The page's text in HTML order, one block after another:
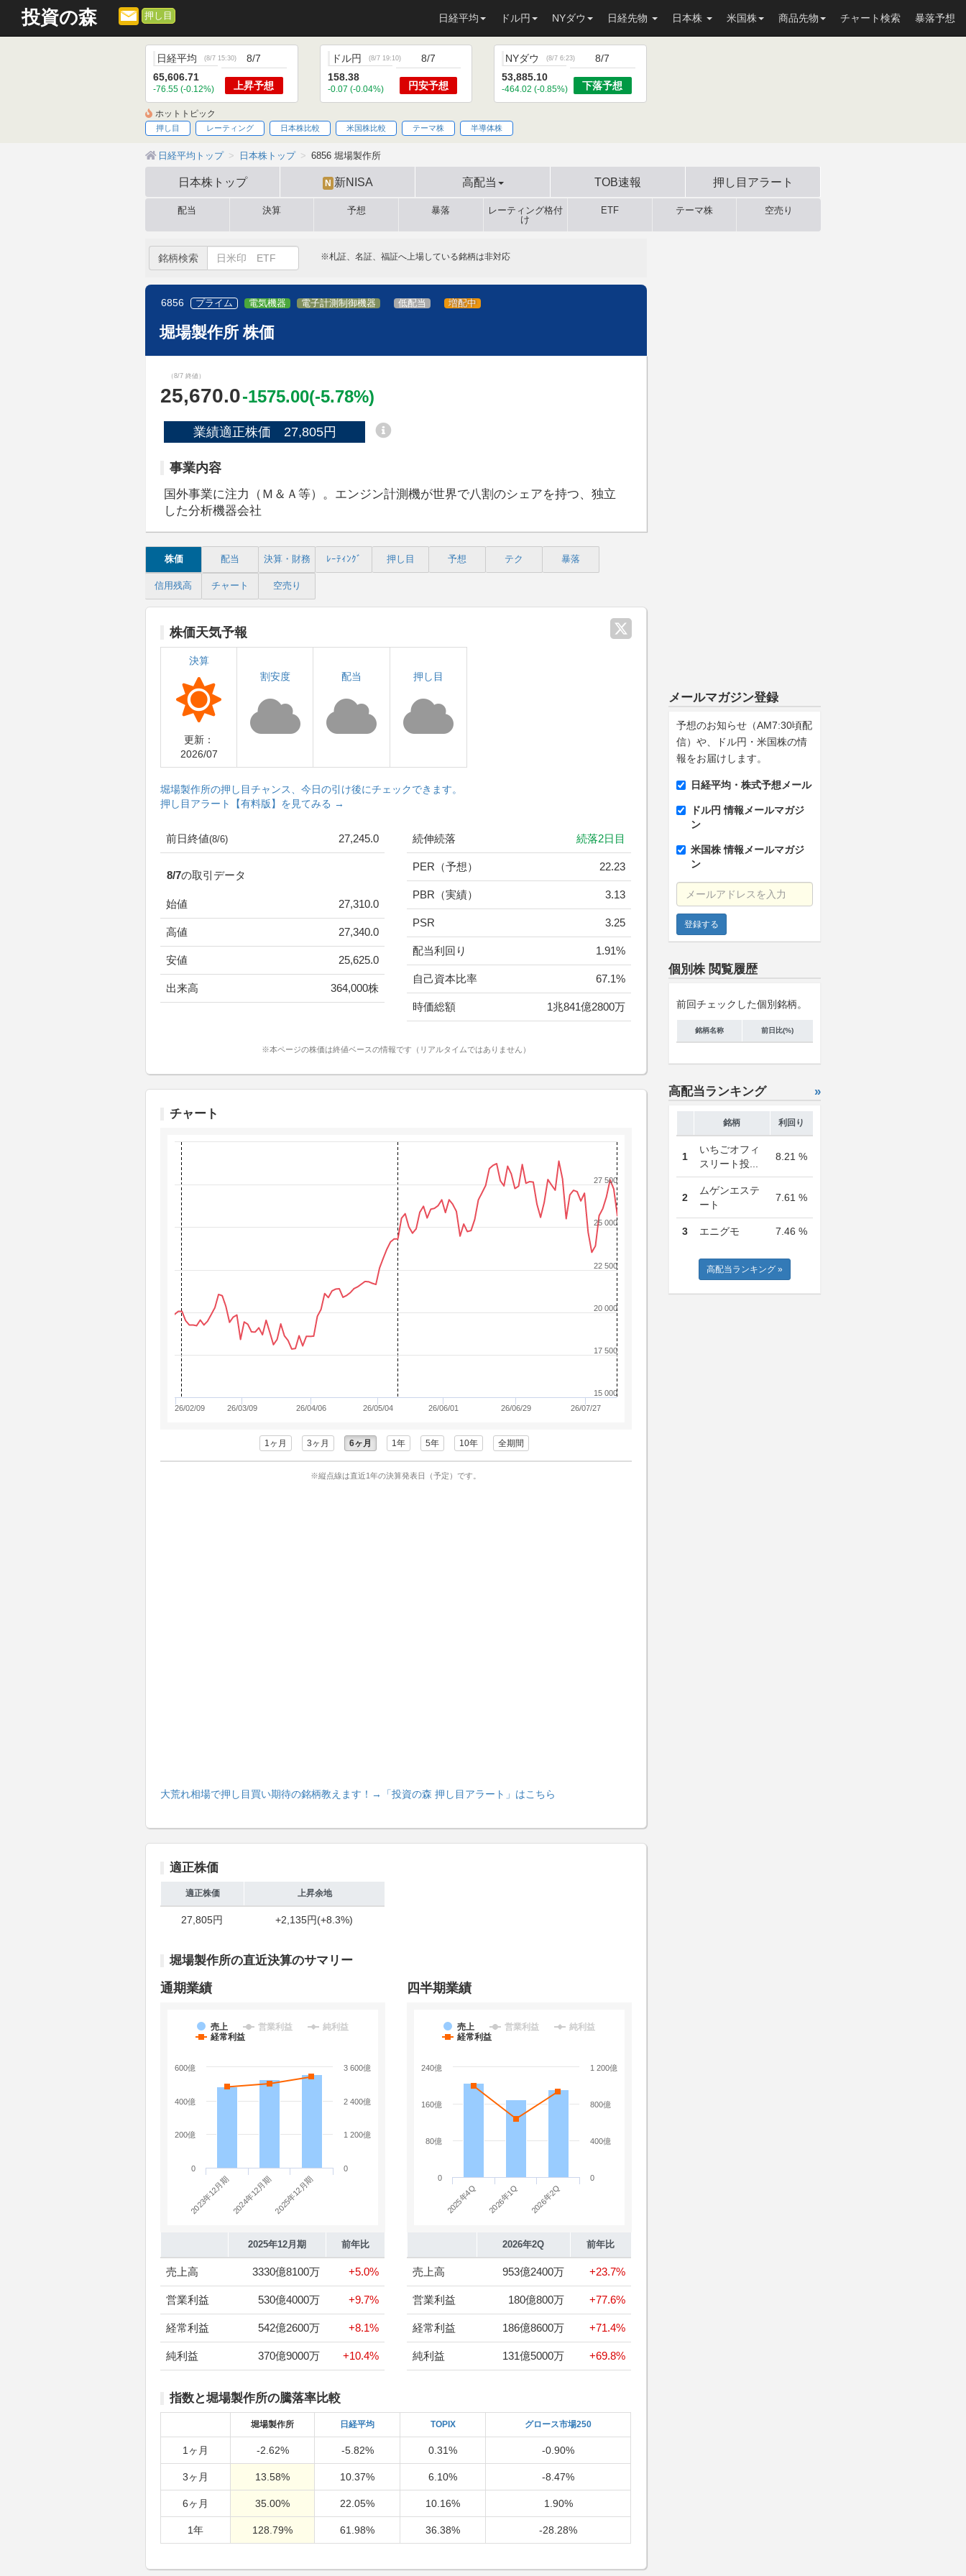
投資の森 押し目 日経平均 ドル円 NYダウ 日経先物 日本株 米国株 商品先物 チャート検索 暴落予想
日経平均 (8/7 15:30)
65,606.71
-76.55 (-0.12%)
8/7
上昇予想
ドル円 (8/7 19:10)
158.38
-0.07 (-0.04%)
8/7
円安予想
NYダウ (8/7 6:23)
53,885.10
-464.02 (-0.85%)
8/7
下落予想
ホットトピック
押し目 レーティング 日本株比較 米国株比較 テーマ株 半導体株
日経平均トップ 日本株トップ 6856 堀場製作所
日本株トップ N 新NISA 高配当 TOB速報 押し目 アラート
配当 決算 予想 暴落
レーティング格付
け
ETF テーマ株 空売り
銘柄検索 ※札証、名証、福証へ上場している銘柄は非対応
6856 プライム 電気機器 電子計測制御機器 低配当 増配中
堀場製作所 株価
（8/7 終値）
25,670.0-1575.00(-5.78%)
業績適正株価 27,805円
事業内容
国外事業に注力（Ｍ＆Ａ等）。エンジン計測機が世界で八割のシェアを持つ、独立
した分析機器会社
株価 配当 決算・財務 ﾚｰﾃｨﾝｸﾞ 押し目 予想 テク 暴落
信用残高 チャート 空売り
株価天気予報
決算
更新：
2026/07
割安度 配当 押し目
堀場製作所の押し目チャンス、今日の引け後にチェックできます。
押し目アラート【有料版】を見てみる →
前日終値(8/6) 27,245.0
8/7の取引データ
始値 27,310.0
高値 27,340.0
安値 25,625.0
出来高 364,000株
続伸続落 続落2日目
PER（予想） 22.23
PBR（実績） 3.13
PSR 3.25
配当利回り 1.91%
自己資本比率 67.1%
時価総額 1兆841億2800万
※本ページの株価は終値ベースの情報です（リアルタイムではありません）
チャート
26/02/09 26/03/09 26/04/06 26/05/04 26/06/01 26/06/29 26/07/27
15 000
17 500
20 000
22 500
25 000
27 500
1ヶ月 3ヶ月 6ヶ月 1年 5年 10年 全期間
※縦点線は直近1年の決算発表日（予定）です。
大荒れ相場で押し目買い期待の銘柄教えます！ →「投資の森 押し目アラート」はこちら
適正株価
適正株価 上昇余地
27,805円 +2,135円(+8.3%)
堀場製作所の直近決算のサマリー
通期業績
売上 営業利益
純利益
経常利益
2023年12月期2024年12月期2025年12月期
0
1 200億
2 400億
3 600億
0
200億
400億
600億
2025年12月期 前年比
売上高 3330億8100万 +5.0%
営業利益 530億4000万 +9.7%
経常利益 542億2600万 +8.1%
純利益 370億9000万 +10.4%
四半期業績
売上 営業利益
純利益
経常利益
2025年4Q 2026年1Q 2026年2Q
0
400億
800億
1 200億
0
80億
160億
240億
2026年2Q 前年比
売上高 953億2400万 +23.7%
営業利益 180億800万 +77.6%
経常利益 186億8600万 +71.4%
純利益 131億5000万 +69.8%
指数と堀場製作所の騰落率比較
堀場製作所 日経平均 TOPIX グロース市場250
1ヶ月 -2.62% -5.82% 0.31% -0.90%
3ヶ月 13.58% 10.37% 6.10% -8.47%
6ヶ月 35.00% 22.05% 10.16% 1.90%
1年 128.79% 61.98% 36.38% -28.28%
メールマガジン登録
予想のお知らせ（AM7:30頃配
信）や、ドル円・米国株の情
報をお届けします。
日経平均・株式予想メール
ドル円 情報メールマガジ
ン
米国株 情報メールマガジ
ン
メールアドレスを入力
個別株 閲覧履歴
前回チェックした個別銘柄。
銘柄名称 前日比(%)
高配当ランキング »
銘柄 利回り
1
いちごオフィ
スリート投...
8.21 %
2
ムゲンエステ
ート
7.61 %
3 エニグモ 7.46 %
高配当ランキング »